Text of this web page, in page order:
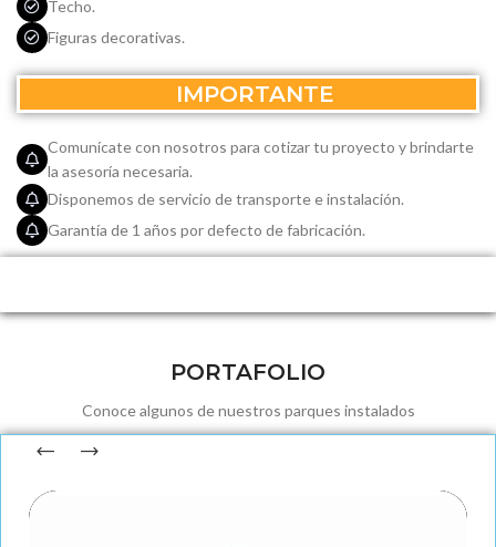
Techo.
Figuras decorativas.
IMPORTANTE
Comunícate con nosotros para cotizar tu proyecto y brindarte
la asesoría necesaria.
Disponemos de servicio de transporte e instalación.
Garantía de 1 años por defecto de fabricación.
PORTAFOLIO
Conoce algunos de nuestros parques instalados